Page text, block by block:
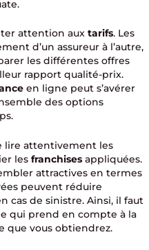
attention aux tarifs. Les
d’un assureur à l’autre,
les différentes offres
rapport qualité-prix.
en ligne peut s’avérer
des options
lire attentivement les
les franchises appliquées.
attractives en termes
peuvent réduire
cas de sinistre. Ainsi, il faut
qui prend en compte à la
que vous obtiendrez.